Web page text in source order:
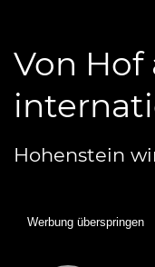
Von Hof
Hohenstein
Werbung überspringen